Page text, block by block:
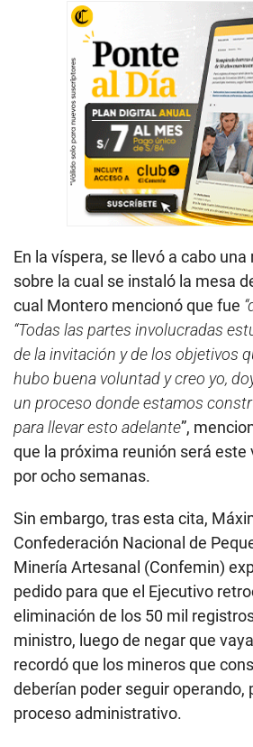
En la víspera, se llevó a cabo
sobre la cual se instaló la mesa
cual Montero mencionó que fue
“Todas las partes involucradas
de la invitación y de los objetivos
hubo buena voluntad y creo yo,
un proceso donde estamos
para llevar esto adelante”,
que la próxima reunión será este
por ocho semanas.
Sin embargo, tras esta cita,
Confederación Nacional de
Minería Artesanal (Confemin)
pedido para que el Ejecutivo
eliminación de los 50 mil
ministro, luego de negar que
recordó que los mineros que
deberían poder seguir operando,
proceso administrativo.